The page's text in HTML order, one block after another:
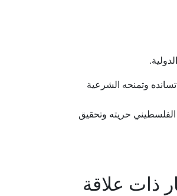
.
وتمنحه الشرعية
حريته وتحقيق
ذات علاقة